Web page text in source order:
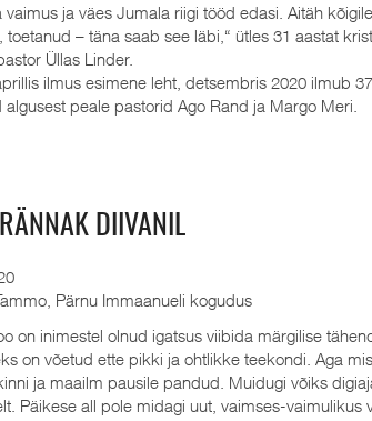
vaimus ja väes Jumala riigi tööd edasi. Aitäh
toetanud – täna saab see läbi,“ ütles 31 aastat
Üllas Linder.
ilmus esimene leht, detsembris 2020 ilmub
algusest peale pastorid Ago Rand ja Margo Meri.
DIIVANIL
Pärnu Immaanueli kogudus
on inimestel olnud igatsus viibida märgilise
on võetud ette pikki ja ohtlikke teekondi. Aga
ja maailm pausile pandud. Muidugi võiks
Päikese all pole midagi uut, vaimses-vaimulikus